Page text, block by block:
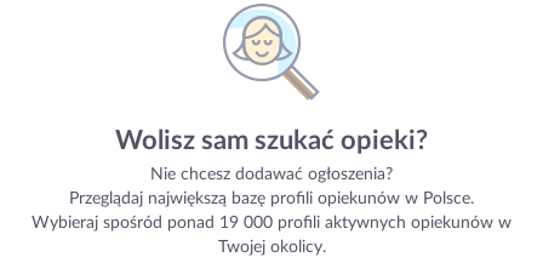
Wolisz sam szukać opieki?
Nie chcesz dodawać ogłoszenia?
Przeglądaj największą bazę profili opiekunów w Polsce.
Wybieraj spośród ponad 19 000 profili aktywnych opiekunów w
Twojej okolicy.